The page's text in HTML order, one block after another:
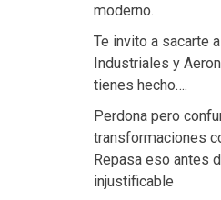
moderno.
Te invito a sacarte
Industriales y
tienes hecho….
Perdona pero
transformaciones
Repasa eso antes
injustificable